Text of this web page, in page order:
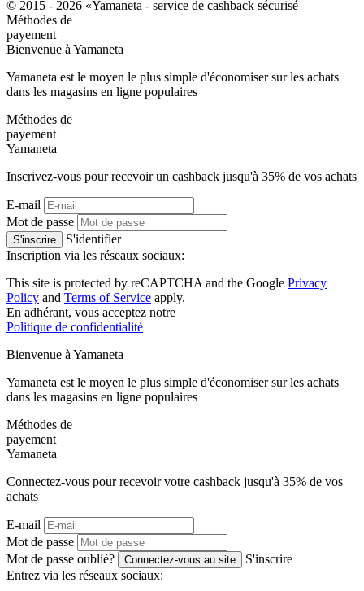
© 2015 - 2026 «Yamaneta - service de cashback sécurisé
Méthodes de
payement
Bienvenue à Yamaneta
Yamaneta est le moyen le plus simple d'économiser sur les achats
dans les magasins en ligne populaires
Méthodes de
payement
Yamaneta
Inscrivez-vous pour recevoir un cashback jusqu'à 35% de vos achats
E-mail
Mot de passe
S'inscrire
S'identifier
Inscription via les réseaux sociaux:
This site is protected by reCAPTCHA and the Google Privacy
Policy and Terms of Service apply.
En adhérant, vous acceptez notre
Politique de confidentialité
Bienvenue à Yamaneta
Yamaneta est le moyen le plus simple d'économiser sur les achats
dans les magasins en ligne populaires
Méthodes de
payement
Yamaneta
Connectez-vous pour recevoir votre cashback jusqu'à 35% de vos
achats
E-mail
Mot de passe
Mot de passe oublié?
Connectez-vous au site
S'inscrire
Entrez via les réseaux sociaux: